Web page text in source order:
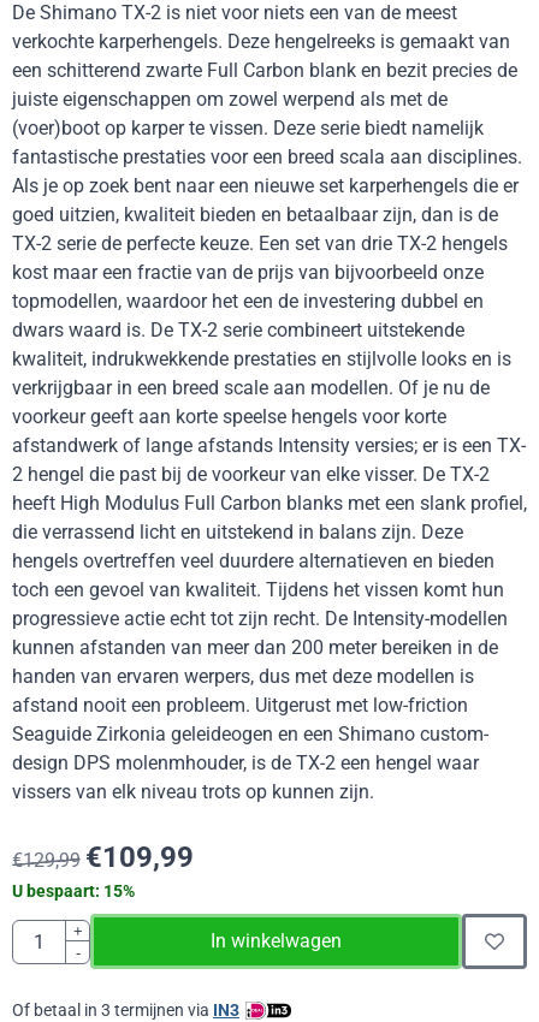
De Shimano TX-2 is niet voor niets een van de meest
verkochte karperhengels. Deze hengelreeks is gemaakt van
een schitterend zwarte Full Carbon blank en bezit precies de
juiste eigenschappen om zowel werpend als met de
(voer)boot op karper te vissen. Deze serie biedt namelijk
fantastische prestaties voor een breed scala aan disciplines.
Als je op zoek bent naar een nieuwe set karperhengels die er
goed uitzien, kwaliteit bieden en betaalbaar zijn, dan is de
TX-2 serie de perfecte keuze. Een set van drie TX-2 hengels
kost maar een fractie van de prijs van bijvoorbeeld onze
topmodellen, waardoor het een de investering dubbel en
dwars waard is. De TX-2 serie combineert uitstekende
kwaliteit, indrukwekkende prestaties en stijlvolle looks en is
verkrijgbaar in een breed scale aan modellen. Of je nu de
voorkeur geeft aan korte speelse hengels voor korte
afstandwerk of lange afstands Intensity versies; er is een TX-
2 hengel die past bij de voorkeur van elke visser. De TX-2
heeft High Modulus Full Carbon blanks met een slank profiel,
die verrassend licht en uitstekend in balans zijn. Deze
hengels overtreffen veel duurdere alternatieven en bieden
toch een gevoel van kwaliteit. Tijdens het vissen komt hun
progressieve actie echt tot zijn recht. De Intensity-modellen
kunnen afstanden van meer dan 200 meter bereiken in de
handen van ervaren werpers, dus met deze modellen is
afstand nooit een probleem. Uitgerust met low-friction
Seaguide Zirkonia geleideogen en een Shimano custom-
design DPS molenmhouder, is de TX-2 een hengel waar
vissers van elk niveau trots op kunnen zijn.
€129,99 €109,99
U bespaart: 15%
Aantal
+
-
In winkelwagen
Of betaal in 3 termijnen via IN3